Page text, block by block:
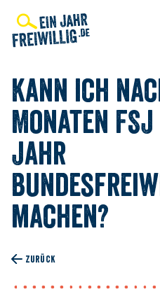
zum
Inhalt
Kann ich
Monaten
Jahr
machen?
ZURÜCK